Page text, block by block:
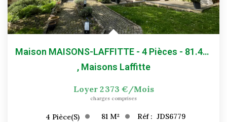
Maison MAISONS-LAFFITTE - 4 Pièces - 81.45 M²
, Maisons Laffitte
Loyer 2 373 €/mois
charges comprises
4 Pièce(s) 81 M² Réf : JDS6779